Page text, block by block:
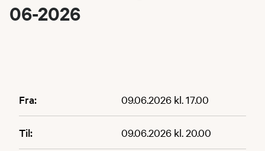
06-2026
Fra: 09.06.2026 kl. 17.00
Til: 09.06.2026 kl. 20.00